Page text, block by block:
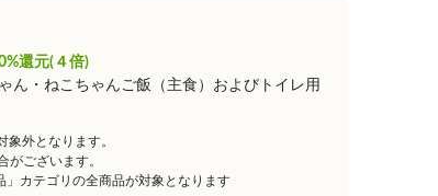
還元(４倍)
・ねこちゃんご飯（主食）およびトイレ用
外となります。
がございます。
カテゴリの全商品が対象となります